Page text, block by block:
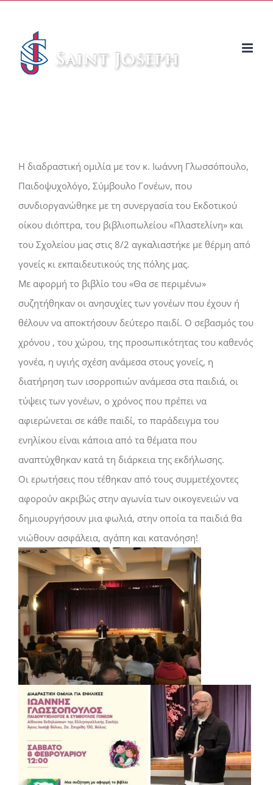
περιεχόμενο
Η διαδραστική ομιλία με τον κ. Ιωάννη Γλωσσόπουλο,
Παιδοψυχολόγο, Σύμβουλο Γονέων, που
συνδιοργανώθηκε με τη συνεργασία του Εκδοτικού
οίκου dιόπτρα, του βιβλιοπωλείου «Πλαστελίνη» και
του Σχολείου μας στις 8/2 αγκαλιαστήκε με θέρμη από
γονείς κι εκπαιδευτικούς της πόλης μας.
Με αφορμή το βιβλίο του «Θα σε περιμένω»
συζητήθηκαν οι ανησυχίες των γονέων που έχουν ή
θέλουν να αποκτήσουν δεύτερο παιδί. Ο σεβασμός του
χρόνου , του χώρου, της προσωπικότητας του καθενός
γονέα, η υγιής σχέση ανάμεσα στους γονείς, η
διατήρηση των ισορροπιών ανάμεσα στα παιδιά, οι
τύψεις των γονέων, ο χρόνος που πρέπει να
αφιερώνεται σε κάθε παιδί, το παράδειγμα του
ενηλίκου είναι κάποια από τα θέματα που
αναπτύχθηκαν κατά τη διάρκεια της εκδήλωσης.
Οι ερωτήσεις που τέθηκαν από τους συμμετέχοντες
αφορούν ακριβώς στην αγωνία των οικογενειών να
δημιουργήσουν μια φωλιά, στην οποία τα παιδιά θα
νιώθουν ασφάλεια, αγάπη και κατανόηση!